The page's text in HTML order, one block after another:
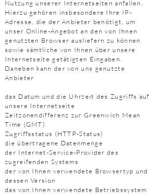
Nutzung unserer Internetseiten anfallen.
Hierzu gehören insbesondere Ihre IP-
Adresse, die der Anbieter benötigt, um
unser Online-Angebot an den von Ihnen
genutzten Browser ausliefern zu können
sowie sämtliche von Ihnen über unsere
Internetseite getätigten Eingaben.
Daneben kann der von uns genutzte
Anbieter
das Datum und die Uhrzeit des Zugriffs auf
unsere Internetseite
Zeitzonendifferenz zur Greenwich Mean
Time (GMT)
Zugriffsstatus (HTTP-Status)
die übertragene Datenmenge
der Internet-Service-Provider des
zugreifenden Systems
der von Ihnen verwendete Browsertyp und
dessen Version
das von Ihnen verwendete Betriebssystem